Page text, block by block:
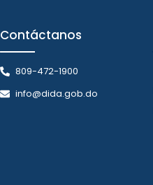
Contáctanos
809-472-1900
info@dida.gob.do